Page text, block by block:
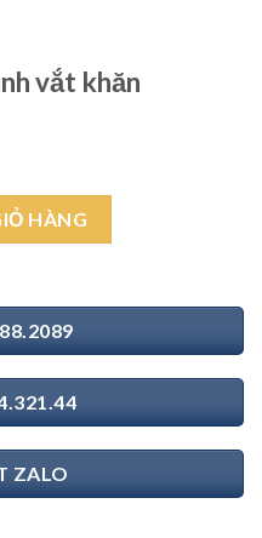
vắt khăn
số lượng
HÀNG
ZALO